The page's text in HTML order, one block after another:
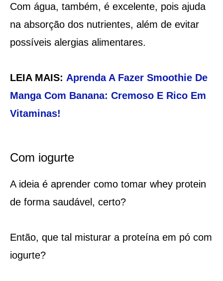
Com água, também, é excelente, pois ajuda
na absorção dos nutrientes, além de evitar
possíveis alergias alimentares.
LEIA MAIS: Aprenda A Fazer Smoothie De
Manga Com Banana: Cremoso E Rico Em
Vitaminas!
Com iogurte
A ideia é aprender como tomar whey protein
de forma saudável, certo?
Então, que tal misturar a proteína em pó com
iogurte?